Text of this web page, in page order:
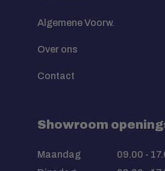
Algemene Voorw.
Over ons
Contact
Showroom
Maandag
09.00 -